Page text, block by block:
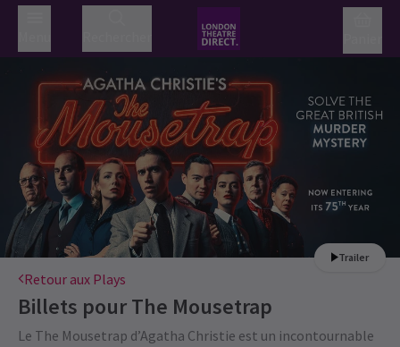
Trailer
Retour aux Plays
Billets pourThe Mousetrap
Le The Mousetrap d’Agatha Christie est un incontournable